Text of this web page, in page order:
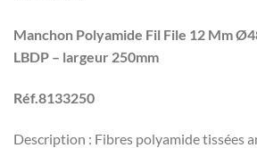
Manchon Polyamide Fil File 12 Mm
LBDP – largeur 250mm
Réf.8133250
Description : Fibres polyamide tissées